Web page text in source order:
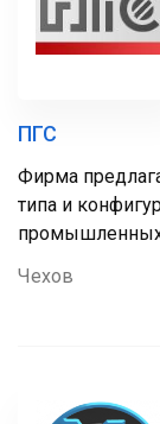
ПГС
Фирма
типа и
Чехов